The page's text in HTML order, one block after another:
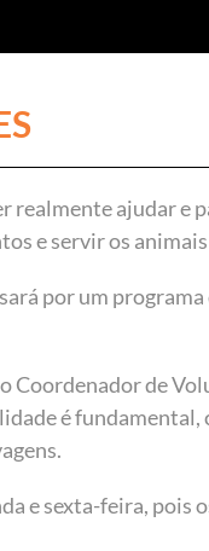
realmente ajudar e
e servir os
por um
Coordenador de
é fundamental,
e sexta-feira, pois